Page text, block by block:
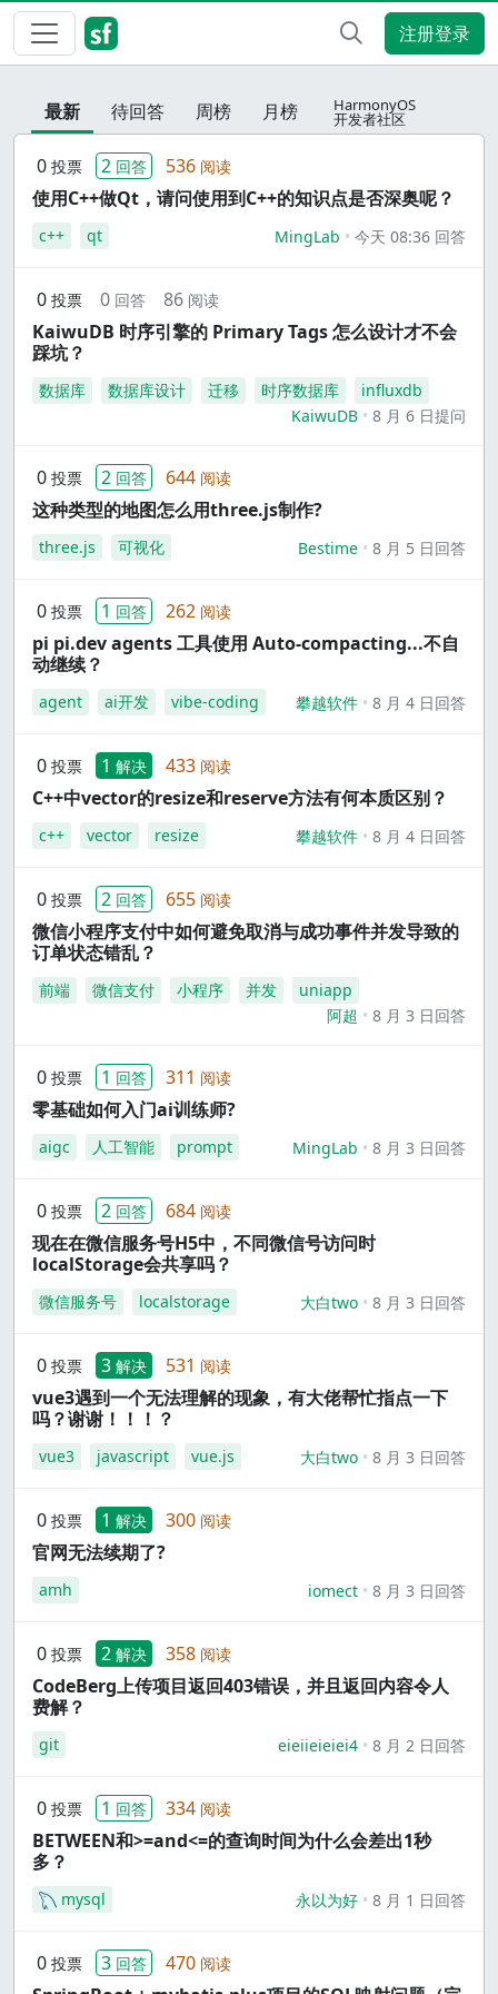
注册登录
最新 待回答 周榜 月榜 HarmonyOS
开发者社区
0 投票 2 回答 536 阅读
使用C++做Qt，请问使用到C++的知识点是否深奥呢？
c++ qt MingLab 今天 08:36 回答
0 投票 0 回答 86 阅读
KaiwuDB 时序引擎的 Primary Tags 怎么设计才不会
踩坑？
数据库 数据库设计 迁移 时序数据库
influxdb
KaiwuDB
8 月 6 日提问
0 投票 2 回答 644 阅读
这种类型的地图怎么用three.js制作?
three.js 可视化 Bestime 8 月 5 日回答
0 投票 1 回答 262 阅读
pi pi.dev agents 工具使用 Auto-compacting...不自
动继续？
agent ai开发 vibe-coding 攀越软件 8 月 4 日回答
0 投票 1 解决 433 阅读
C++中vector的resize和reserve方法有何本质区别？
c++ vector resize 攀越软件 8 月 4 日回答
0 投票 2 回答 655 阅读
微信小程序支付中如何避免取消与成功事件并发导致的
订单状态错乱？
前端 微信支付 小程序 并发
uniapp
阿超
8 月 3 日回答
0 投票 1 回答 311 阅读
零基础如何入门ai训练师?
aigc 人工智能 prompt MingLab 8 月 3 日回答
0 投票 2 回答 684 阅读
现在在微信服务号H5中，不同微信号访问时
localStorage会共享吗？
微信服务号 localstorage 大白two 8 月 3 日回答
0 投票 3 解决 531 阅读
vue3遇到一个无法理解的现象，有大佬帮忙指点一下
吗？谢谢！！！？
vue3 javascript vue.js 大白two 8 月 3 日回答
0 投票 1 解决 300 阅读
官网无法续期了?
amh iomect 8 月 3 日回答
0 投票 2 解决 358 阅读
CodeBerg上传项目返回403错误，并且返回内容令人
费解？
git eieiieieiei4 8 月 2 日回答
0 投票 1 回答 334 阅读
BETWEEN和>=and<=的查询时间为什么会差出1秒
多？
mysql 永以为好 8 月 1 日回答
0 投票 3 回答 470 阅读